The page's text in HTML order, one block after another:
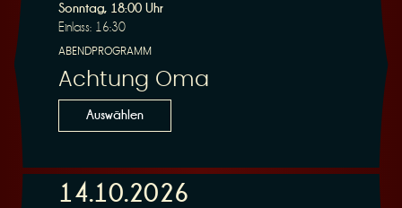
g
Sonntag, 18:00 Uhr
Einlass: 16:30
ABENDPROGRAMM
Achtung Oma
Auswählen
14.10.2026